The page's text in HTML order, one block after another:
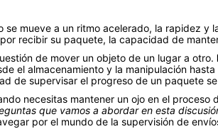
se mueve a un ritmo acelerado, la rapidez y
recibir su paquete, la capacidad de
de mover un objeto de un lugar a otro.
el almacenamiento y la manipulación
de supervisar el progreso de un paquete
necesitas mantener un ojo en el
que vamos a abordar en esta
por el mundo de la supervisión de